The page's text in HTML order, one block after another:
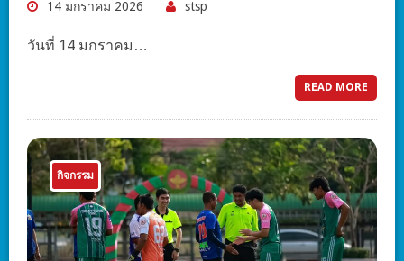
14 มกราคม 2026 stsp
วันที่ 14 มกราคม…
READ MORE
กิจกรรม